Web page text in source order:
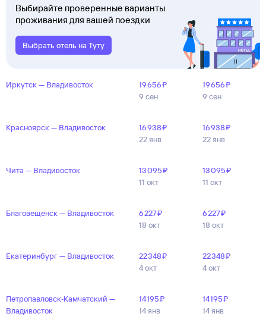
Выбирайте проверенные варианты
проживания для вашей поездки
Выбрать отель на Туту
Иркутск — Владивосток
19 ⁠656 ⁠₽
9 сен
19 ⁠656 ⁠₽
9 сен
Красноярск — Владивосток
16 ⁠938 ⁠₽
22 янв
16 ⁠938 ⁠₽
22 янв
Чита — Владивосток
13 ⁠095 ⁠₽
11 окт
13 ⁠095 ⁠₽
11 окт
Благовещенск — Владивосток
6 ⁠227 ⁠₽
18 окт
6 ⁠227 ⁠₽
18 окт
Екатеринбург — Владивосток
22 ⁠348 ⁠₽
4 окт
22 ⁠348 ⁠₽
4 окт
Петропавловск‑Камчатский —
Владивосток
14 ⁠195 ⁠₽
14 янв
14 ⁠195 ⁠₽
14 янв